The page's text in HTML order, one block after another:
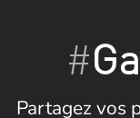
#
Partagez vos